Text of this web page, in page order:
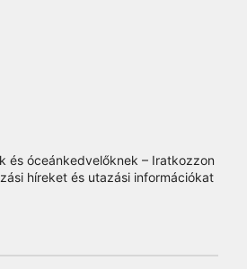
és óceánkedvelőknek – Iratkozzon
híreket és utazási információkat